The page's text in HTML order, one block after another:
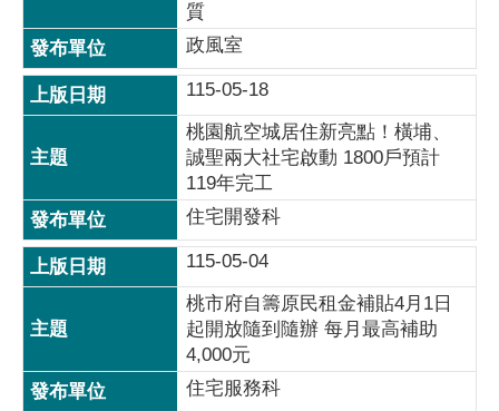
質
政風室
115-05-18
桃園航空城居住新亮點！橫埔、
誠聖兩大社宅啟動 1800戶預計
119年完工
住宅開發科
115-05-04
桃市府自籌原民租金補貼4月1日
起開放隨到隨辦 每月最高補助
4,000元
住宅服務科